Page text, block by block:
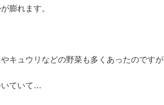
膨れます。
キュウリなどの野菜も多くあったのですが
いていて…